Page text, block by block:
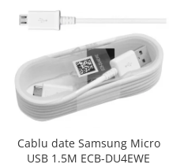
Cablu date Samsung Micro
USB 1.5M ECB-DU4EWE